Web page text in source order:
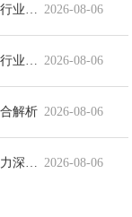
2026-08-06
2026-08-06
解析 2026-08-06
2026-08-06